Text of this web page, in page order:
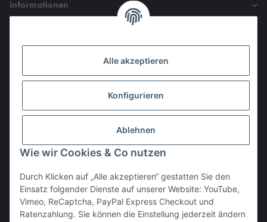
Informationen
Vertrag widerrufen
Alle akzeptieren
Konfigurieren
Ablehnen
Wie wir Cookies & Co nutzen
Durch Klicken auf „Alle akzeptieren“ gestatten Sie den
Einsatz folgender Dienste auf unserer Website: YouTube,
Vimeo, ReCaptcha, PayPal Express Checkout und
Ratenzahlung. Sie können die Einstellung jederzeit ändern